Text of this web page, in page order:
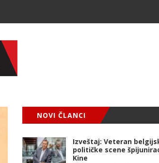
NOVI ČLANCI
Izveštaj: Veteran
političke scene
Kine